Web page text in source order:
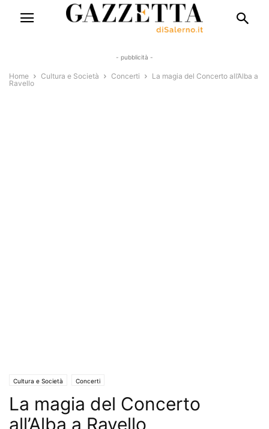
- pubblicità -
Home Cultura e Società Concerti
La magia del Concerto all’Alba a
Ravello
Cultura e Società Concerti
La magia del Concerto
all’Alba a Ravello